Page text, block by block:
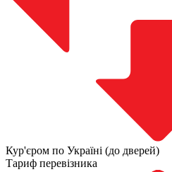
Кур'єром по Україні (до дверей)
Тариф перевізника